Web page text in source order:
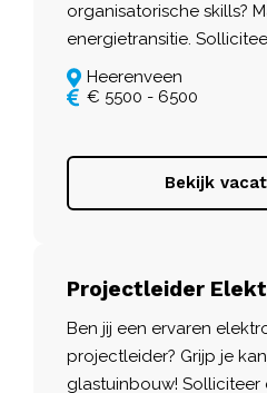
organisatorische skills?
energietransitie.
Heerenveen
€ 5500 - 6500
Bekijk
Projectleider
Ben jij een ervaren
projectleider? Grijp je
glastuinbouw! Solliciteer